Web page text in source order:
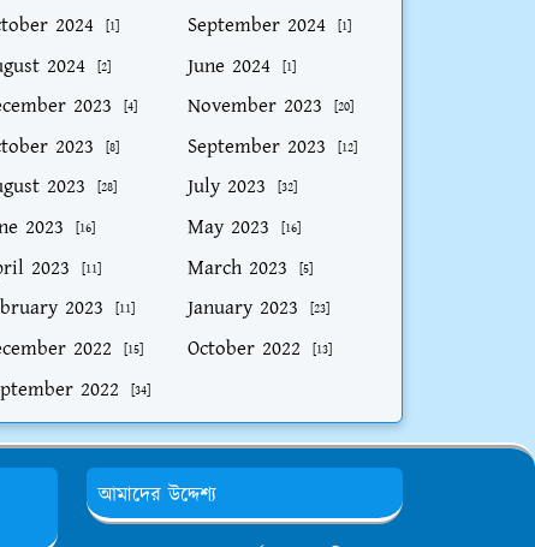
2024 [1] September 2024 [1]
2024 [2] June 2024 [1]
2023 [4] November 2023 [20]
2023 [8] September 2023 [12]
2023 [28] July 2023 [32]
2023 [16] May 2023 [16]
2023 [11] March 2023 [5]
2023 [11] January 2023 [23]
2022 [15] October 2022 [13]
2022 [34]
আমাদের উদ্দেশ্য